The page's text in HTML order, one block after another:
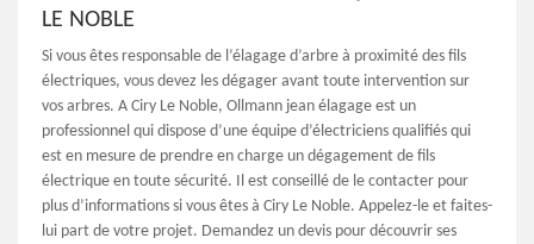
LE NOBLE
Si vous êtes responsable de l’élagage d’arbre à proximité des fils
électriques, vous devez les dégager avant toute intervention sur
vos arbres. A Ciry Le Noble, Ollmann jean élagage est un
professionnel qui dispose d’une équipe d’électriciens qualifiés qui
est en mesure de prendre en charge un dégagement de fils
électrique en toute sécurité. Il est conseillé de le contacter pour
plus d’informations si vous êtes à Ciry Le Noble. Appelez-le et faites-
lui part de votre projet. Demandez un devis pour découvrir ses